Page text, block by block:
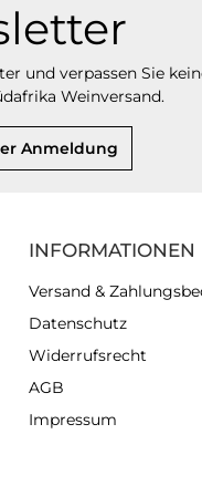
und verpassen Sie
Weinversand.
Anmeldung
INFORMATIONEN
Versand &
Datenschutz
Widerrufsrecht
AGB
Impressum